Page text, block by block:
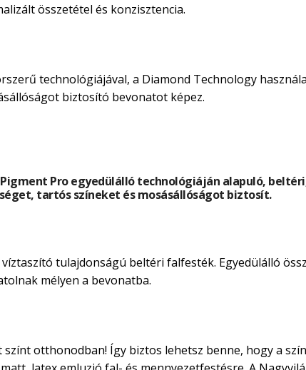
összetétel és konzisztencia.
technológiájával, a Diamond Technology
biztosító bevonatot képez.
Pro egyedülálló technológiáján alapuló,
tartós színeket és mosásállóságot biztosít.
tulajdonságú beltéri falfesték. Egyedülálló
mélyen a bevonatba.
otthonodban! Így biztos lehetsz benne, hogy a